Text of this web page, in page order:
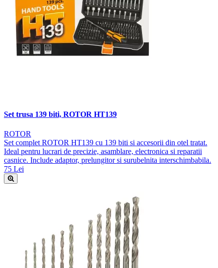
Set trusa 139 biti, ROTOR HT139
ROTOR
Set complet ROTOR HT139 cu 139 biti si accesorii din otel tratat.
Ideal pentru lucrari de precizie, asamblare, electronica si reparatii
casnice. Include adaptor, prelungitor si surubelnita interschimbabila.
75 Lei